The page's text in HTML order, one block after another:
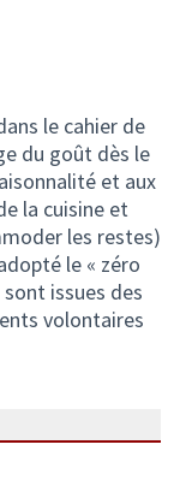
le cahier de
du goût dès le
et aux
la cuisine et
les restes)
le « zéro
sont issues des
volontaires